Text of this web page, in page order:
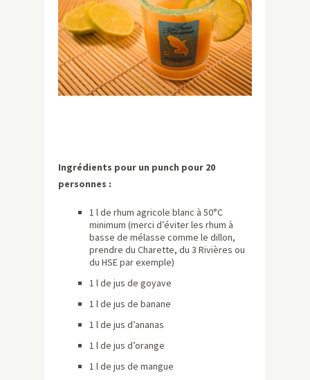
Ingrédients pour un punch pour 20
personnes :
1 l de rhum agricole blanc à 50°C
minimum (merci d’éviter les rhum à
basse de mélasse comme le dillon,
prendre du Charette, du 3 Rivières ou
du HSE par exemple)
1 l de jus de goyave
1 l de jus de banane
1 l de jus d’ananas
1 l de jus d’orange
1 l de jus de mangue